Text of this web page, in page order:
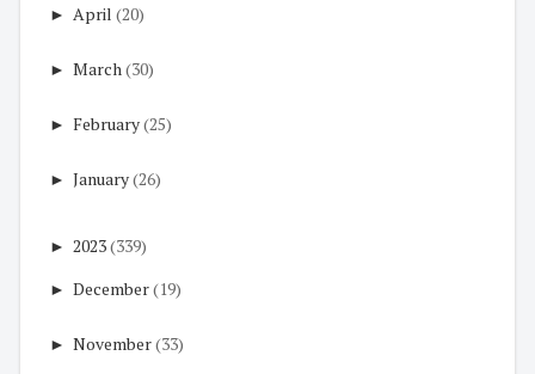
► April (20)
► March (30)
► February(25)
► January(26)
► 2023(339)
► December(19)
► November(33)